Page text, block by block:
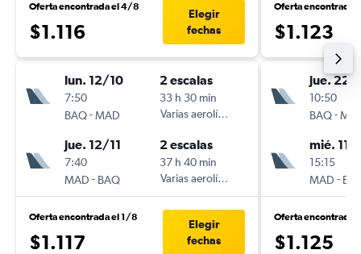
Oferta encontrada el 4/8
$1.116
Elegir
fechas
lun. 12/10
7:50
BAQ-MAD
2 escalas
33 h 30 min
Varias aerolíneas
jue. 12/11
7:40
MAD - BAQ
2 escalas
37 h 40 min
Varias aerolíneas
Oferta encontrada el 1/8
$1.117
Elegir
fechas
Oferta encontrada
$1.123
jue. 22/
10:50
BAQ-
mié. 11/
15:15
MAD -
Oferta encontrada
$1.125